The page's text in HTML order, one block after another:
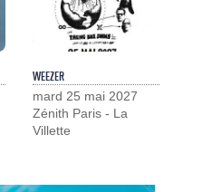
WEEZER
mard 25 mai 2027
Zénith Paris - La
Villette